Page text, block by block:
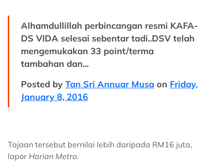
Alhamdullillah perbincangan resmi KAFA-
DS VIDA selesai sebentar tadi..DSV telah
mengemukakan 33 point/terma
tambahan dan...
Posted by Tan Sri Annuar Musa on Friday,
January 8, 2016
Tajaan tersebut bernilai lebih daripada RM16 juta,
lapor Harian Metro.